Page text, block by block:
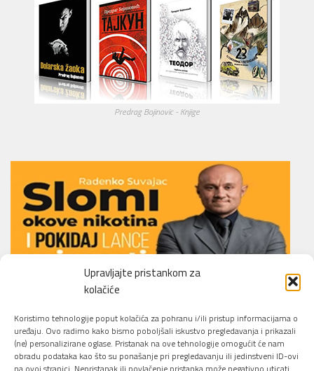
Upravljajte pristankom za
kolačiće
Koristimo tehnologije poput kolačića za pohranu i/ili pristup informacijama o
uređaju. Ovo radimo kako bismo poboljšali iskustvo pregledavanja i prikazali
(ne) personalizirane oglase. Pristanak na ove tehnologije omogućit će nam
obradu podataka kao što su ponašanje pri pregledavanju ili jedinstveni ID-ovi
Predrag Bojinovic - Knjige
Li.O.N.S. Smoking Cessation Method